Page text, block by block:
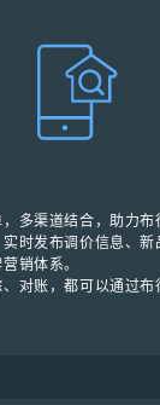
多渠道结合，助力布
时发布调价信息、新
销体系。
对账，都可以通过布